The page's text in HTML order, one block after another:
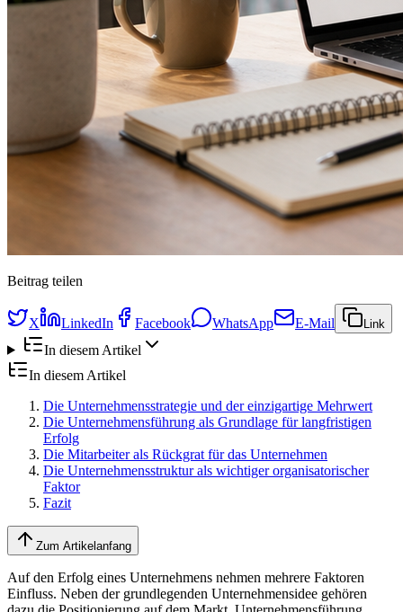
Beitrag teilen
X LinkedIn Facebook WhatsApp E-Mail Link
In diesem Artikel
In diesem Artikel
Die Unternehmensstrategie und der einzigartige Mehrwert
Die Unternehmensführung als Grundlage für langfristigen
Erfolg
Die Mitarbeiter als Rückgrat für das Unternehmen
Die Unternehmensstruktur als wichtiger organisatorischer
Faktor
Fazit
Zum Artikelanfang
Auf den Erfolg eines Unternehmens nehmen mehrere Faktoren
Einfluss. Neben der grundlegenden Unternehmensidee gehören